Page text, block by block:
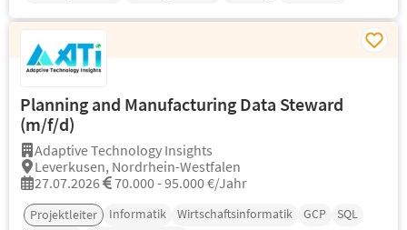
Planning and Manufacturing Data Steward
(m/f/d)
Adaptive Technology Insights
Leverkusen, Nordrhein-Westfalen
27.07.2026
70.000 - 95.000 €/Jahr
Projektleiter Informatik Wirtschaftsinformatik GCP
SQL